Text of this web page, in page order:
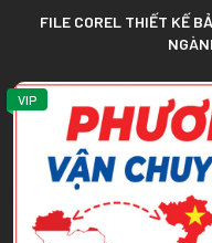
FILE COREL THIẾT KẾ
VIP